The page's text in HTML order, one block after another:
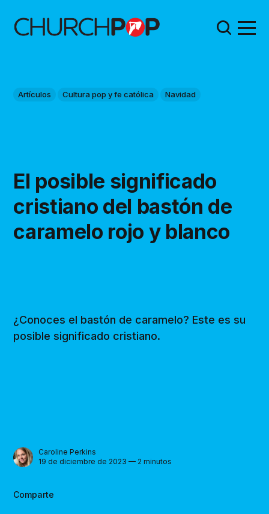
Artículos Cultura pop y fe católica Navidad
El posible significado
cristiano del bastón de
caramelo rojo y blanco
¿Conoces el bastón de caramelo? Este es su
posible significado cristiano.
Caroline Perkins
19 de diciembre de 2023 — 2 minutos
Comparte